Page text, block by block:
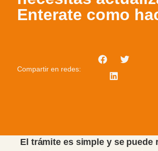
Enterate como
Compartir en redes:
El trámite es simple y se puede